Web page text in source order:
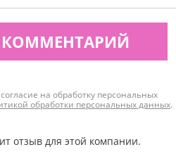
КОММЕНТАРИЙ
на обработку персональных
обработки персональных данных.
отзыв для этой компании.